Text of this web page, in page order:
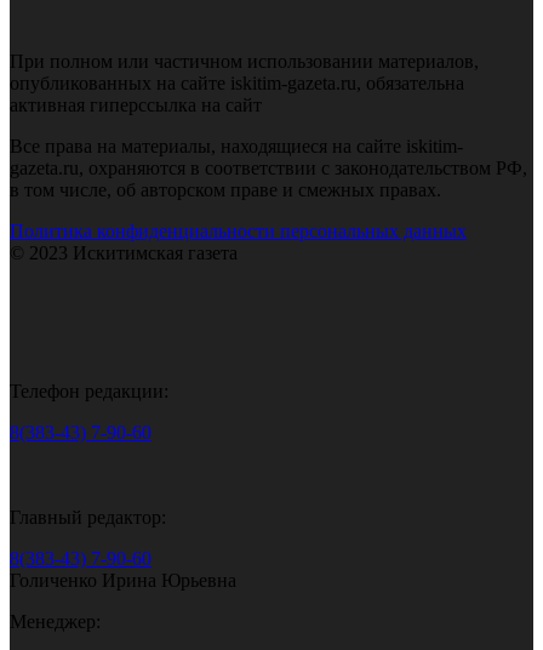
При полном или частичном использовании материалов,
опубликованных на сайте iskitim-gazeta.ru, обязательна
активная гиперссылка на сайт
Все права на материалы, находящиеся на сайте iskitim-
gazeta.ru, охраняются в соответствии с законодательством РФ,
в том числе, об авторском праве и смежных правах.
Политика конфиденциальности персональных данных
© 2023 Искитимская газета
Телефон редакции:
8(383-43) 7-90-60
Главный редактор:
8(383-43) 7-90-60
Голиченко Ирина Юрьевна
Менеджер: